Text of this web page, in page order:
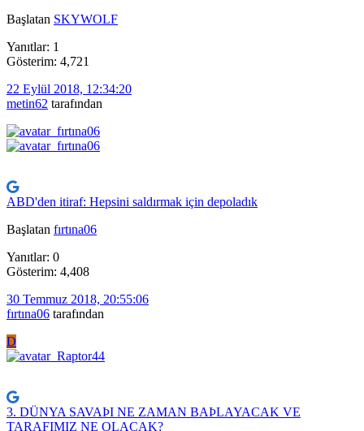
Başlatan SKYWOLF
Yanıtlar: 1
Gösterim: 4,721
22 Eylül 2018, 12:34:20
metin62 tarafından
ABD'den itiraf: Hepsini saldırmak için depoladık
Başlatan fırtına06
Yanıtlar: 0
Gösterim: 4,408
30 Temmuz 2018, 20:55:06
fırtına06 tarafından
D
3. DÜNYA SAVAÞI NE ZAMAN BAÞLAYACAK VE
TARAFIMIZ NE OLACAK?